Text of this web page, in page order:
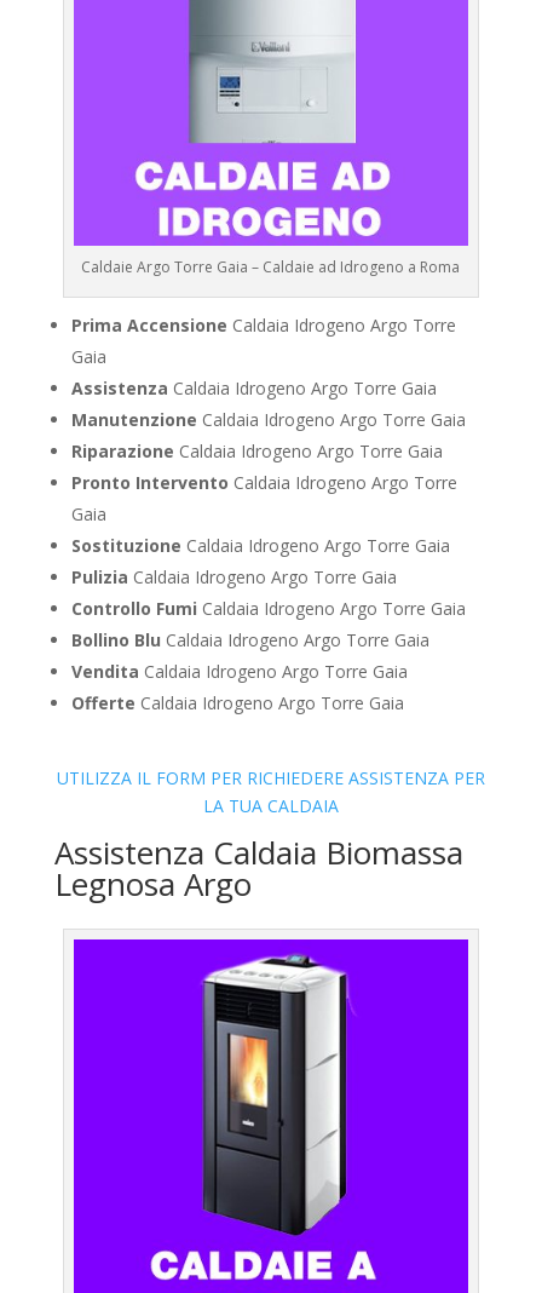
Caldaie Argo Torre Gaia – Caldaie ad Idrogeno a Roma
Prima Accensione Caldaia Idrogeno Argo Torre
Gaia
Assistenza Caldaia Idrogeno Argo Torre Gaia
Manutenzione Caldaia Idrogeno Argo Torre Gaia
Riparazione Caldaia Idrogeno Argo Torre Gaia
Pronto Intervento Caldaia Idrogeno Argo Torre
Gaia
Sostituzione Caldaia Idrogeno Argo Torre Gaia
Pulizia Caldaia Idrogeno Argo Torre Gaia
Controllo Fumi Caldaia Idrogeno Argo Torre Gaia
Bollino Blu Caldaia Idrogeno Argo Torre Gaia
Vendita Caldaia Idrogeno Argo Torre Gaia
Offerte Caldaia Idrogeno Argo Torre Gaia
UTILIZZA IL FORM PER RICHIEDERE ASSISTENZA PER
LA TUA CALDAIA
Assistenza Caldaia Biomassa
Legnosa Argo